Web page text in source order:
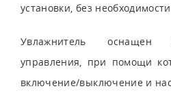
установки, без
Увлажнитель
управления, при помощи
включение/выключение и